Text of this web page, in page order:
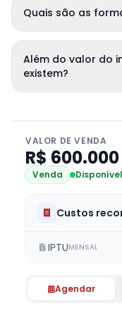
Quais são as
Além do valor do
existem?
VALOR DE VENDA
R$ 600.000
Venda Disponível
Custos
IPTUMENSAL
Agendar